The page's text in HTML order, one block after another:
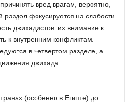
вред врагам, вероятно,
раздел фокусируется на слабости
джихадистов, их внимание к
к внутренним конфликтам.
в четвертом разделе, а
джихада.
(особенно в Египте) до